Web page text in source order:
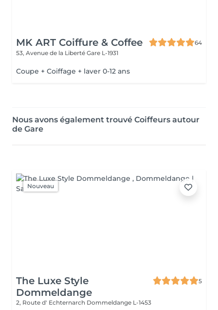
MK ART Coiffure & Coffee
64
53, Avenue de la Liberté Gare L-1931
Coupe + Coiffage + laver 0-12 ans
Nous avons également trouvé Coiffeurs autour
de Gare
Nouveau
The Luxe Style
Dommeldange
5
2, Route d' Echternarch Dommeldange L-1453